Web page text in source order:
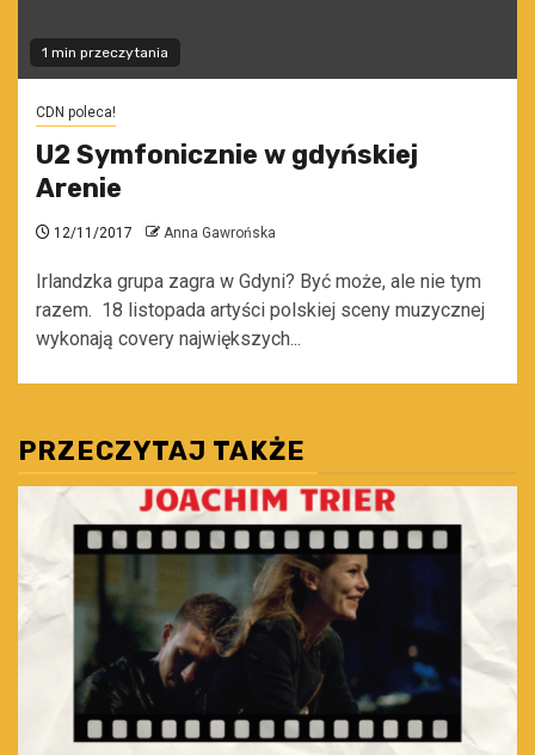
1 min przeczytania
CDN poleca!
U2 Symfonicznie w gdyńskiej
Arenie
12/11/2017 Anna Gawrońska
Irlandzka grupa zagra w Gdyni? Być może, ale nie tym
razem. 18 listopada artyści polskiej sceny muzycznej
wykonają covery największych...
PRZECZYTAJ TAKŻE